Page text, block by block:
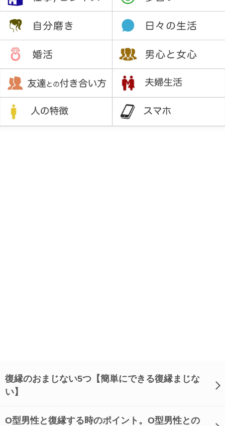
復縁のおまじない5つ【簡単にできる復縁まじな
い】
O型男性と復縁する時のポイント。O型男性との